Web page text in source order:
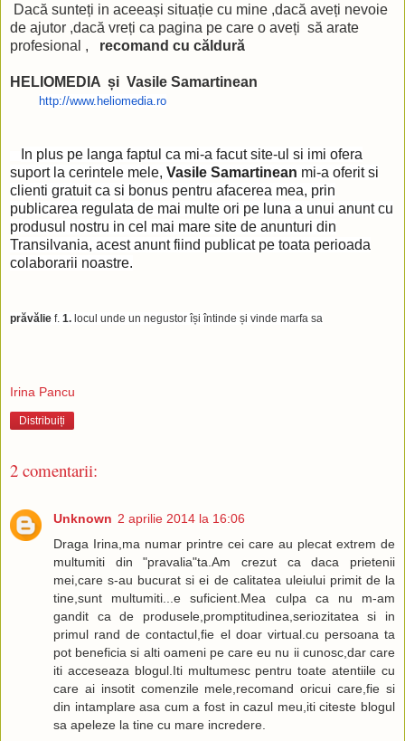
Dacă sunteți in aceeași situație cu mine ,dacă aveți nevoie
de ajutor ,dacă vreți ca pagina pe care o aveți să arate
profesional , recomand cu căldură
HELIOMEDIA și Vasile Samartinean
http://www.heliomedia.ro
In plus pe langa faptul ca mi-a facut site-ul si imi ofera
suport la cerintele mele, Vasile Samartinean mi-a oferit si
clienti gratuit ca si bonus pentru afacerea mea, prin
publicarea regulata de mai multe ori pe luna a unui anunt cu
produsul nostru in cel mai mare site de anunturi din
Transilvania, acest anunt fiind publicat pe toata perioada
colaborarii noastre.
prăvălie f. 1. locul unde un negustor își întinde și vinde marfa sa
Irina Pancu
Distribuiți
2 comentarii:
Unknown 2 aprilie 2014 la 16:06
Draga Irina,ma numar printre cei care au plecat extrem de
multumiti din "pravalia"ta.Am crezut ca daca prietenii
mei,care s-au bucurat si ei de calitatea uleiului primit de la
tine,sunt multumiti...e suficient.Mea culpa ca nu m-am
gandit ca de produsele,promptitudinea,seriozitatea si in
primul rand de contactul,fie el doar virtual.cu persoana ta
pot beneficia si alti oameni pe care eu nu ii cunosc,dar care
iti acceseaza blogul.Iti multumesc pentru toate atentiile cu
care ai insotit comenzile mele,recomand oricui care,fie si
din intamplare asa cum a fost in cazul meu,iti citeste blogul
sa apeleze la tine cu mare incredere.